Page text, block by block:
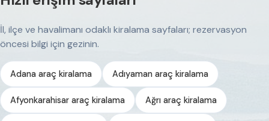
İl, ilçe ve havalimanı odaklı kiralama sayfaları; rezervasyon
öncesi bilgi için gezinin.
Adana araç kiralama Adıyaman araç kiralama
Afyonkarahisar araç kiralama Ağrı araç kiralama